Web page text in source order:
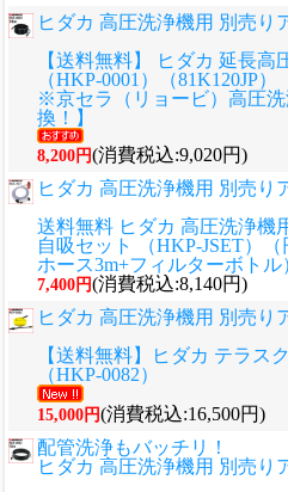
ヒダカ 高圧洗浄機用 別売り
【送料無料】 ヒダカ 延長高
（HKP-0001）（81K120JP）
※京セラ（リョービ）高圧
換！】
8,200円(消費税込:9,020円)
ヒダカ 高圧洗浄機用 別売り
送料無料 ヒダカ 高圧洗浄機
自吸セット （HKP-JSET）
ホース3m+フィルターボトル
7,400円(消費税込:8,140円)
ヒダカ 高圧洗浄機用 別売り
【送料無料】ヒダカ テラス
（HKP-0082）
15,000円(消費税込:16,500円)
配管洗浄もバッチリ！
ヒダカ 高圧洗浄機用 別売り